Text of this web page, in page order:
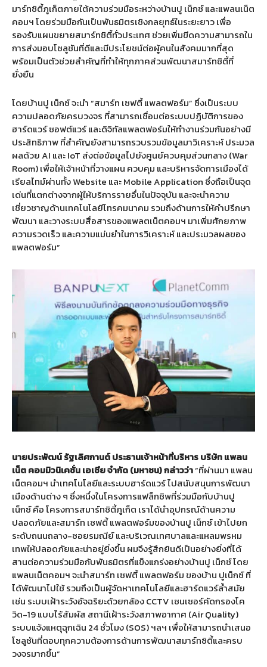
มาร์ทซิตี้ภูเก็ตภายใต้ความร่วมมือระหว่างบ้านปู เน็กซ์ และแพลนเน็ต
คอมฯ โดยร่วมมือกันเป็นพันธมิตรเชิงกลยุทธ์ในระยะยาว เพื่อ
รองรับแผนขยายสมาร์ทซิตี้ทั่วประเทศ ช่วยเพิ่มขีดความสามารถใน
การส่งมอบโซลูชันที่ดีและมีประโยชน์ต่อผู้คนในสังคมมากที่สุด
พร้อมเป็นตัวช่วยสำคัญที่ทำให้ทุกภาคส่วนพัฒนาสมาร์ทซิตี้ที่
ยั่งยืน
โดยบ้านปู เน็กซ์ จะนำ “สมาร์ท เซฟตี้ แพลตฟอร์ม” ซึ่งเป็นระบบ
ความปลอดภัยครบวงจร ที่สามารถเชื่อมต่อระบบปฏิบัติการของ
ฮาร์ดแวร์ ซอฟต์แวร์ และดิจิทัลแพลตฟอร์มให้ทำงานร่วมกันอย่างมี
ประสิทธิภาพ ที่สำคัญยังสามารถรวบรวมข้อมูลมาวิเคราะห์ ประมวล
ผลด้วย AI และ IoT ส่งต่อข้อมูลไปยังศูนย์ควบคุมส่วนกลาง (War
Room) เพื่อให้เจ้าหน้าที่วางแผน ควบคุม และบริหารจัดการเมืองได้
เรียลไทม์ผ่านทั้ง Website และ Mobile Application ซึ่งถือเป็นจุด
เด่นที่แตกต่างจากผู้ให้บริการรายอื่นในปัจจุบัน และจะนำความ
เชี่ยวชาญด้านเทคโนโลยีโทรคมนาคม รวมถึงด้านการให้คำปรึกษา
พัฒนา และวางระบบสื่อสารของแพลตเน็ตคอมฯ มาเพิ่มศักยภาพ
ความรวดเร็ว และความแม่นยำในการวิเคราะห์ และประมวลผลของ
แพลตฟอร์ม”
นายประพัฒน์ รัฐเลิศกานต์ ประธานเจ้าหน้าที่บริหาร บริษัท แพลน
เน็ต คอมมิวนิเคชั่น เอเชีย จำกัด (มหาชน) กล่าวว่า“ที่ผ่านมา แพลน
เน็ตคอมฯ นำเทคโนโลยีและระบบฮาร์ดแวร์ ไปสนับสนุนการพัฒนา
เมืองด้านต่าง ๆ ซึ่งหนึ่งในโครงการแฟล็กชิพที่ร่วมมือกับบ้านปู
เน็กซ์ คือ โครงการสมาร์ทซิตี้ภูเก็ต เราได้นำอุปกรณ์ด้านความ
ปลอดภัยและสมาร์ท เซฟตี้ แพลตฟอร์มของบ้านปู เน็กซ์ เข้าไปยก
ระดับถนนถลาง-ซอยรมณีย์ และบริเวณเทศบาลและแหลมพรหม
เทพให้ปลอดภัยและน่าอยู่ยิ่งขึ้น ผมจึงรู้สึกยินดีเป็นอย่างยิ่งที่ได้
สานต่อความร่วมมือกับพันธมิตรที่แข็งแกร่งอย่างบ้านปู เน็กซ์ โดย
แพลนเน็ตคอมฯ จะนำสมาร์ท เซฟตี้ แพลตฟอร์ม ของบ้าน ปูเน็กซ์ ที่
ได้พัฒนาไปใช้ รวมถึงเป็นผู้จัดหาเทคโนโลยีและฮาร์ดแวร์ล้ำสมัย
เช่น ระบบเฝ้าระวังอัจฉริยะด้วยกล้อง CCTV เซนเซอร์คัดกรองโค
วิด-19 แบบไร้สัมผัส สถานีเฝ้าระวังสภาพอากาศ (Air Quality)
ระบบแจ้งแหตุฉุกเฉิน 24 ชั่วโมง (SOS) ฯลฯ เพื่อให้สามารถนำเสนอ
โซลูชันที่ตอบทุกความต้องการด้านการพัฒนาสมาร์ทซิตี้และครบ
วงจรมากขึ้น”